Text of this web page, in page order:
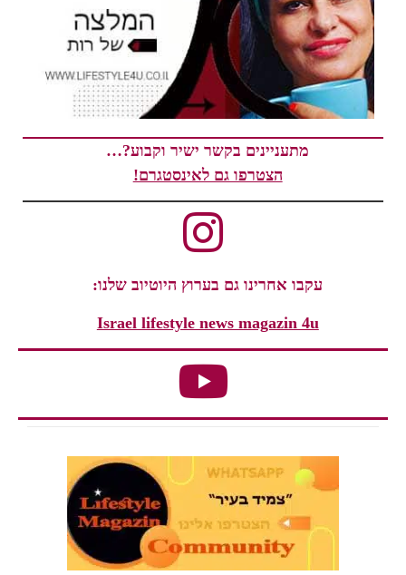
מתעניינים בקשר ישיר וקבוע?…
הצטרפו גם לאינסטגרם!
עקבו אחרינו גם בערוץ היוטיוב שלנו:
Israel lifestyle news magazin 4u